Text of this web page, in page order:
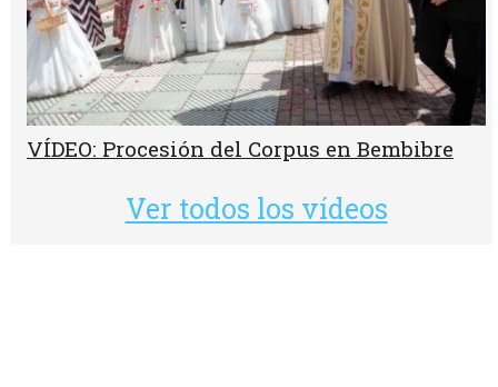
VÍDEO: Procesión del Corpus en Bembibre
Ver todos los vídeos